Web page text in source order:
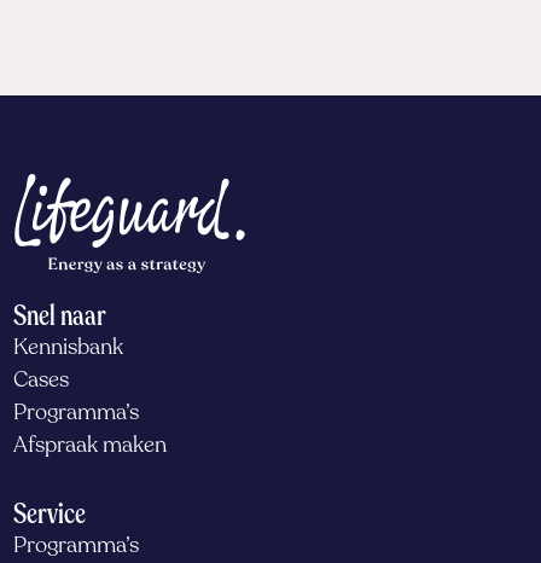
Snel naar
Kennisbank
Cases
Programma’s
Afspraak maken
Service
Programma’s